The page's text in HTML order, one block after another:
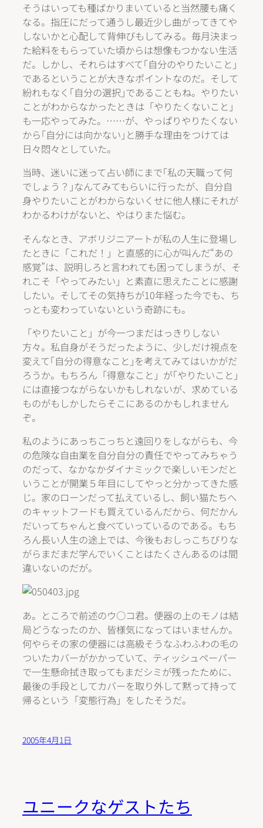
そうはいっても種ばかりまいていると当然腰も痛く
なる。指圧にだって通うし最近少し曲がってきてや
しないかと心配して背伸びもしてみる。毎月決まっ
た給料をもらっていた頃からは想像もつかない生活
だ。しかし、それらはすべて｢自分のやりたいこと｣
であるということが大きなポイントなのだ。そして
紛れもなく｢自分の選択｣であることもね。やりたい
ことがわからなかったときは「やりたくないこと」
も一応やってみた。……が、やっぱりやりたくない
から｢自分には向かない｣と勝手な理由をつけては
日々悶々としていた。
当時、迷いに迷って占い師にまで｢私の天職って何
でしょう？｣なんてみてもらいに行ったが、自分自
身やりたいことがわからないくせに他人様にそれが
わかるわけがないと、やはりまた悩む。
そんなとき、アボリジニアートが私の人生に登場し
たときに「これだ！」と直感的に心が叫んだ“あの
感覚”は、説明しろと言われても困ってしまうが、そ
れこそ「やってみたい」と素直に思えたことに感謝
したい。そしてその気持ちが10年経った今でも、ち
っとも変わっていないという奇跡にも。
「やりたいこと」が今一つまだはっきりしない
方々。私自身がそうだったように、少しだけ視点を
変えて｢自分の得意なこと｣を考えてみてはいかがだ
ろうか。もちろん「得意なこと」が｢やりたいこと｣
には直接つながらないかもしれないが、求めている
ものがもしかしたらそこにあるのかもしれません
ぞ。
私のようにあっちこっちと遠回りをしながらも、今
の危険な自由業を自分自分の責任でやってみちゃう
のだって、なかなかダイナミックで楽しいモンだと
いうことが開業５年目にしてやっと分かってきた感
じ。家のローンだって払えているし、飼い猫たちへ
のキャットフードも買えているんだから、何だかん
だいってちゃんと食べていっているのである。もち
ろん長い人生の途上では、今後もおしっこちびりな
がらまだまだ学んでいくことはたくさんあるのは間
違いないのだが。
あ。ところで前述のウ○コ君。便器の上のモノは結
局どうなったのか、皆様気になってはいませんか。
何やらその家の便器には高級そうなふわふわの毛の
ついたカバーがかかっていて、ティッシュペーパー
で一生懸命拭き取ってもまだシミが残ったために、
最後の手段としてカバーを取り外して黙って持って
帰るという「変態行為」をしたそうだ。
2005年4月1日
ユニークなゲストたち